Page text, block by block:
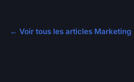
← Voir tous les articles Marketing